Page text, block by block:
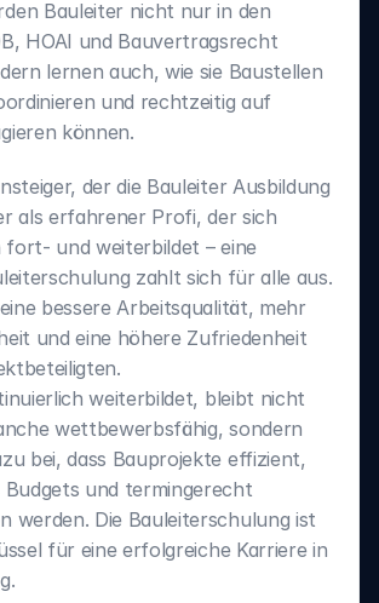
Bauleiter nicht nur in den
HOAI und Bauvertragsrecht
lernen auch, wie sie Baustellen
und rechtzeitig auf
können.
der die Bauleiter Ausbildung
als erfahrener Profi, der sich
fort- und weiterbildet – eine
zahlt sich für alle aus.
bessere Arbeitsqualität, mehr
und eine höhere Zufriedenheit
weiterbildet, bleibt nicht
wettbewerbsfähig, sondern
bei, dass Bauprojekte effizient,
Budgets und termingerecht
werden. Die Bauleiterschulung ist
für eine erfolgreiche Karriere in